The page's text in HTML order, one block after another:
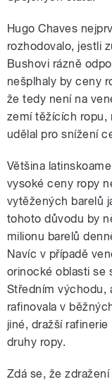
Hugo Chaves
rozhodovalo, jestli
Bushovi rázně
nešplhaly by ceny
že tedy není na
zemí těžících ropu,
udělal pro snížení
Většina
vysoké ceny ropy
vytěžených barelů
tohoto důvodu by
milionu barelů
Navíc v případě
orinocké oblasti se
Středním východu,
rafinovala v
jiné, dražší
druhy ropy.
Zdá se, že